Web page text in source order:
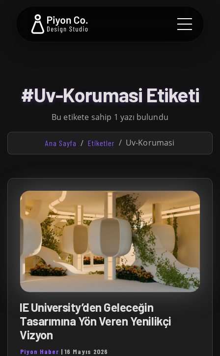
#Uv-Korumasi Etiketi
Bu etikete sahip 1 yazı bulundu
Ana Sayfa Etiketler Uv-Korumasi
IE University’den Geleceğin
Tasarımına Yön Veren Yenilikçi
Vizyon
Piyon Haber |16 Mayıs 2026